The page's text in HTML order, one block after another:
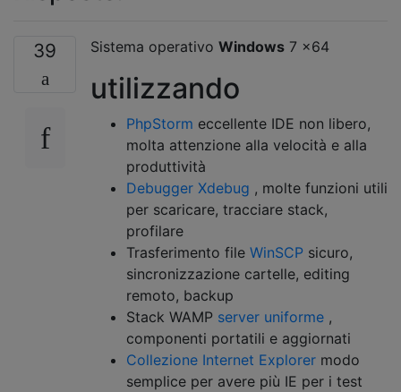
39 Sistema operativo Windows 7 x64
utilizzando
PhpStorm eccellente IDE non libero,
molta attenzione alla velocità e alla
produttività
Debugger Xdebug , molte funzioni utili
per scaricare, tracciare stack,
profilare
Trasferimento file WinSCP sicuro,
sincronizzazione cartelle, editing
remoto, backup
Stack WAMP server uniforme ,
componenti portatili e aggiornati
Collezione Internet Explorer modo
semplice per avere più IE per i test